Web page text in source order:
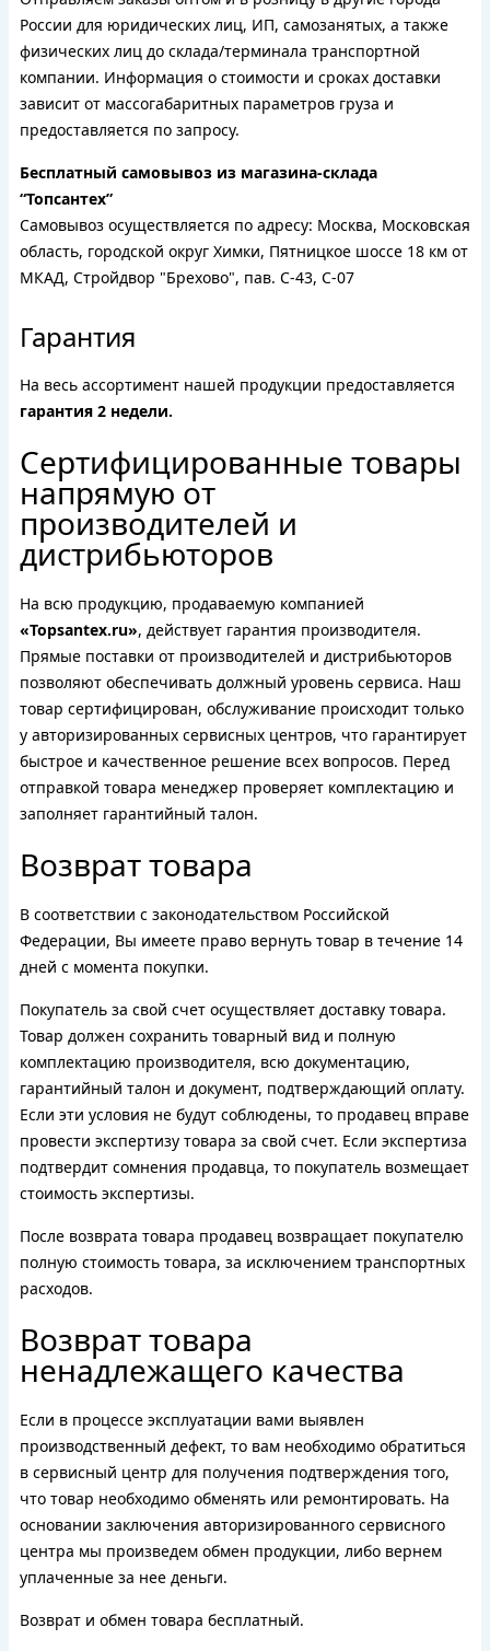
России для юридических лиц, ИП, самозанятых, а также
физических лиц до склада/терминала транспортной
компании. Информация о стоимости и сроках доставки
зависит от массогабаритных параметров груза и
предоставляется по запросу.
Бесплатный самовывоз из магазина-склада
“Топсантех”
Самовывоз осуществляется по адресу: Москва, Московская
область, городской округ Химки, Пятницкое шоссе 18 км от
МКАД, Стройдвор "Брехово", пав. С-43, С-07
Гарантия
На весь ассортимент нашей продукции предоставляется
гарантия 2 недели.
Сертифицированные товары
напрямую от
производителей и
дистрибьюторов
На всю продукцию, продаваемую компанией
«Topsantex.ru», действует гарантия производителя.
Прямые поставки от производителей и дистрибьюторов
позволяют обеспечивать должный уровень сервиса. Наш
товар сертифицирован, обслуживание происходит только
у авторизированных сервисных центров, что гарантирует
быстрое и качественное решение всех вопросов. Перед
отправкой товара менеджер проверяет комплектацию и
заполняет гарантийный талон.
Возврат товара
В соответствии с законодательством Российской
Федерации, Вы имеете право вернуть товар в течение 14
дней с момента покупки.
Покупатель за свой счет осуществляет доставку товара.
Товар должен сохранить товарный вид и полную
комплектацию производителя, всю документацию,
гарантийный талон и документ, подтверждающий оплату.
Если эти условия не будут соблюдены, то продавец вправе
провести экспертизу товара за свой счет. Если экспертиза
подтвердит сомнения продавца, то покупатель возмещает
стоимость экспертизы.
После возврата товара продавец возвращает покупателю
полную стоимость товара, за исключением транспортных
расходов.
Возврат товара
ненадлежащего качества
Если в процессе эксплуатации вами выявлен
производственный дефект, то вам необходимо обратиться
в сервисный центр для получения подтверждения того,
что товар необходимо обменять или ремонтировать. На
основании заключения авторизированного сервисного
центра мы произведем обмен продукции, либо вернем
уплаченные за нее деньги.
Возврат и обмен товара бесплатный.